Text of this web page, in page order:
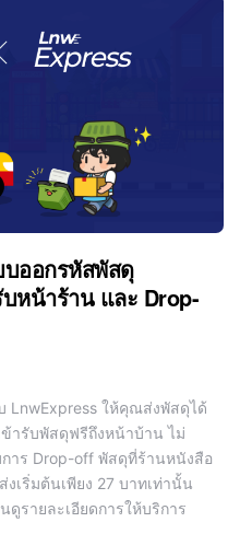
บออกรหัสพัสดุ
หน้าร้าน และ Drop-
LnwExpress ให้คุณส่งพัสดุได้
ข้ารับพัสดุฟรีถึงหน้าบ้าน ไม่
าร Drop-off พัสดุที่ร้านหนังสือ
เริ่มต้นเพียง 27 บาทเท่านั้น
ดูรายละเอียดการให้บริการ